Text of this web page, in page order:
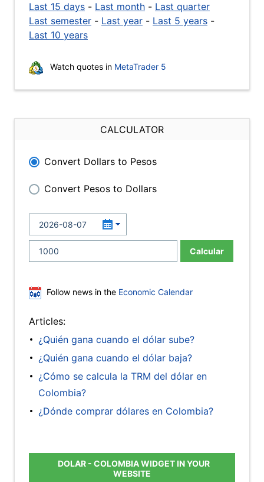
Last 15 days - Last month - Last quarter
Last semester - Last year - Last 5 years -
Last 10 years
Watch quotes in MetaTrader 5
CALCULATOR
Convert Dollars to Pesos
Convert Pesos to Dollars
Calcular
Follow news in the Economic Calendar
Articles:
¿Quién gana cuando el dólar sube?
¿Quién gana cuando el dólar baja?
¿Cómo se calcula la TRM del dólar en
Colombia?
¿Dónde comprar dólares en Colombia?
DOLAR - COLOMBIA WIDGET IN YOUR
WEBSITE